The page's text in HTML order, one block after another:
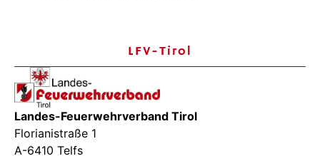
LFV-Tirol
Landes-Feuerwehrverband Tirol
Florianistraße 1
A-6410 Telfs